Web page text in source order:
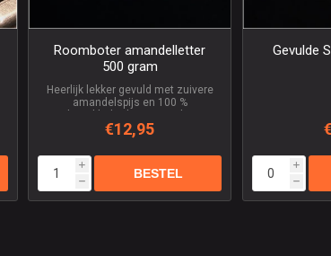
Roomboter amandelletter
500 gram
Heerlijk lekker gevuld met zuivere
amandelspijs en 100 %
roomboterbladerdeeg gewicht circa
500 gram
€12,95
i
h
Gevulde
i
h